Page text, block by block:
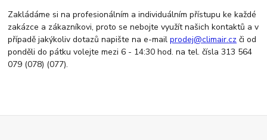
Zakládáme si na profesionálním a individuálním přístupu ke každé
zakázce a zákazníkovi, proto se nebojte využít našich kontaktů a v
případě jakýkoliv dotazů napište na e-mailprodej@climair.cz či od
ponděli do pátku volejte mezi 6 - 14:30 hod. na tel. čísla 313 564
079 (078) (077).